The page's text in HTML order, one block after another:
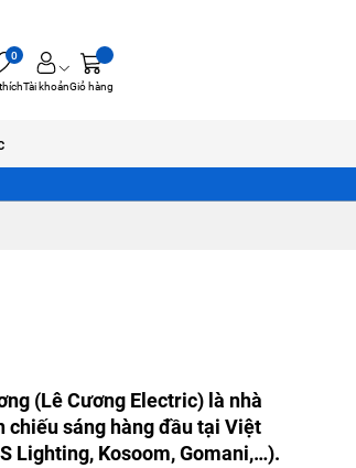
0
Tài khoảnGiỏ hàng
(Lê Cương Electric) là nhà
chiếu sáng hàng đầu tại Việt
Lighting, Kosoom, Gomani,…).